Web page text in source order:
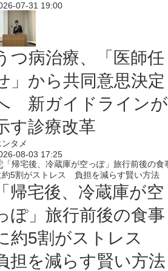
07-31 19:00
つ病治療、「医師任
」から共同意思決定
新ガイドラインが
す診療改革
ンタメ
08-03 17:25
「帰宅後、冷蔵庫が空
ぽ」旅行前後の食事
約5割がストレス
担を減らす賢い方法